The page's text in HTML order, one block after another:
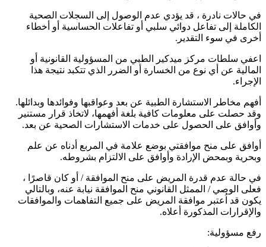
في حالات نادرة ، قد يؤدي عدم الوصول إلى السجلات الصحية
الكاملة إلى تفاعل دوائي سلبي أو تفاعلات الحساسية أو أخطاء
أخرى في سوء التقدير.
اعفي سلطات مركز ميدكير الطبي من المسؤولية القانونية أو
المالية عن أي نوع من الخسارة أو الضرر الذي تتكبد نتيجة هذا
الإجراء.
أفهم مخاطر الاستشارة الطبية عن بعد وعواقبها وفوائدها وبدائلها.
وقد حصلت على معلومات كافية بلغة أفهمها، لاتخاذ قرار مستنير
وأوافق على الحصول على خدمات الاستشارات الصحية عن بعد.
أوافق على منح موافقتي بوضع علامة في المربع أدناه عن علم
وبحرية وبمحض الإرادة وأوافق على الالتزام بشروطه.
في حالة عدم قدرة المريض على منح الموافقة / أو كان قاصرًا ،
فعلى الوصي / الممثل القانوني منح الموافقة نيابة عنه، وبالتالي
يكون قد اُعتبر موافقة المريض على جميع التفاهمات والموافقات
والإقرارات المذكورة أعلاه.
رفع مسؤولية: